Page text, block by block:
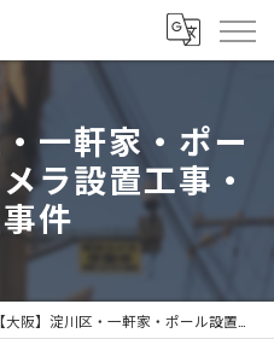
一軒家・ポー
ラ設置工事・
件
【大阪】淀川区・一軒家・ポール設置・防犯カメラ設置工事・強盗事件